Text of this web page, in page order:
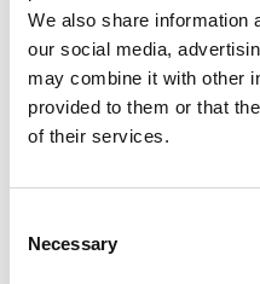
We also share information
our social media,
may combine it with other
provided to them or that
of their services.
Selection
Necessary
interassi di progetto
L’accoppiamento della
materiale omogeneo, dalle
opera